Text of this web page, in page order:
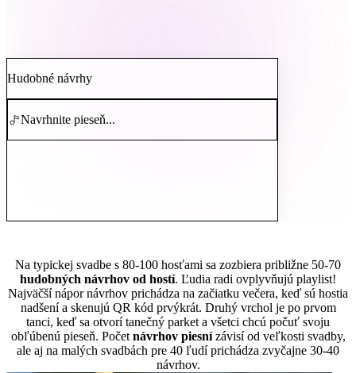
Hudobné návrhy
Navrhnite pieseň...
Na typickej svadbe s 80-100 hosťami sa zozbiera približne 50-70
hudobných návrhov od hostí. Ľudia radi ovplyvňujú playlist!
Najväčší nápor návrhov prichádza na začiatku večera, keď sú hostia
nadšení a skenujú QR kód prvýkrát. Druhý vrchol je po prvom
tanci, keď sa otvorí tanečný parket a všetci chcú počuť svoju
obľúbenú pieseň. Počet návrhov piesnízávisí od veľkosti svadby,
ale aj na malých svadbách pre 40 ľudí prichádza zvyčajne 30-40
návrhov.